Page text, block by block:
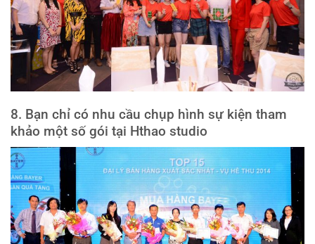
8. Bạn chỉ có nhu cầu chụp hình sự kiện tham
khảo một số gói tại Hthao studio